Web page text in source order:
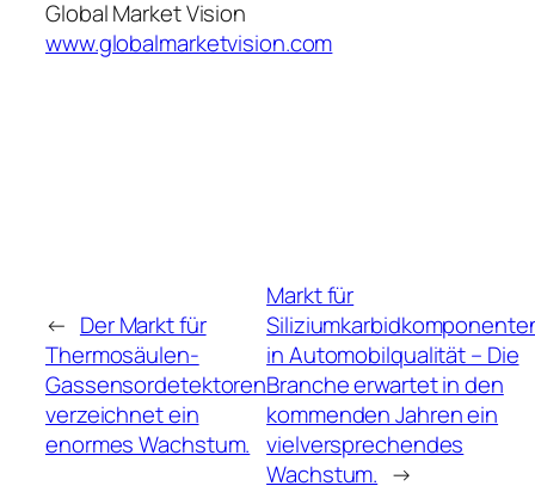
Global Market Vision
www.globalmarketvision.com
← Der Markt für
Thermosäulen-
Gassensordetektoren
verzeichnet ein
enormes Wachstum.
Markt für
in Automobilqualität – Die
Branche erwartet in den
kommenden Jahren ein
vielversprechendes
Wachstum. →